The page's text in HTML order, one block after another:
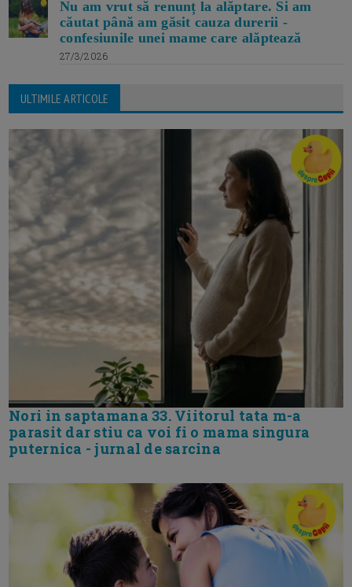
Nu am vrut să renunț la alăptare. Si am
căutat până am găsit cauza durerii -
confesiunile unei mame care alăptează
27/3/2026
ULTIMILE ARTICOLE
Nori in saptamana 33. Viitorul tata m-a
parasit dar stiu ca voi fi o mama singura
puternica - jurnal de sarcina